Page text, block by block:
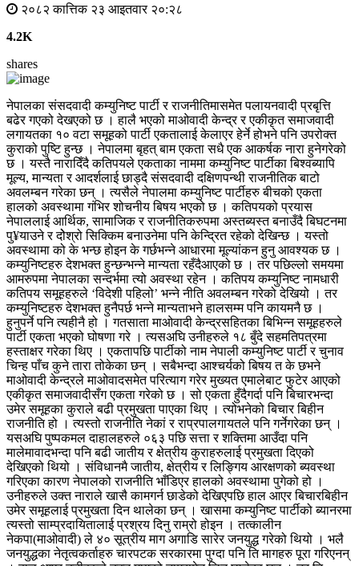
२०८२ कात्तिक २३ आइतवार २०:२८
4.2K
shares
नेपालका संसदवादी कम्युनिष्ट पार्टी र राजनीतिमासमेत पलायनवादी प्रबृत्ति
बढेर गएको देखएको छ । हालै भएको माओवादी केन्द्र र एकीकृत समाजवादी
लगायतका १० वटा समूहको पार्टी एकतालाई केलाएर हेर्ने होभने पनि उपरोक्त
कुराको पुष्टि हुन्छ । नेपालमा बृहत् बाम एकता सधै एक आकर्षक नारा हुनेगरेको
छ । यस्तै नारादिँदै कतिपयले एकताका नाममा कम्युनिष्ट पार्टीका बिश्वब्यापि
मूल्य, मान्यता र आदर्शलाई छाड्दै संसदवादी दक्षिणपन्थी राजनीतिक बाटो
अवलम्बन गरेका छन् । त्यसैले नेपालमा कम्युनिष्ट पार्टीहरु बीचको एकता
हालको अवस्थामा गंभिर शोचनीय बिषय भएको छ । कतिपयको प्रयास
नेपाललाई आर्थिक, सामाजिक र राजनीतिकरुपमा अस्तब्यस्त बनाउँदै बिघटनमा
पु¥याउने र दोेश्रो सिक्किम बनाउनेमा पनि केन्द्रित रहेको देखिन्छ । यस्तो
अवस्थामा को के भन्छ होइन के गर्छभन्ने आधारमा मूल्यांकन हुनु आवश्यक छ ।
कम्युनिष्टहरु देशभक्त हुन्छन्भन्ने मान्यता रहँदैआएको छ । तर पछिल्लो समयमा
आमरुपमा नेपालका सन्दर्भमा त्यो अवस्था रहेन । कतिपय कम्युनिष्ट नामधारी
कतिपय समूहहरुले ‘विदेशी पहिलो’ भन्ने नीति अवलम्बन गरेको देखियो । तर
कम्युनिष्टहरु देशभक्त हुनैपर्छ भन्ने मान्यताभने हालसम्म पनि कायमनै छ ।
हुनुपर्ने पनि त्यहीनै हो । गतसाता माओवादी केन्द्रसहितका बिभिन्न समूहहरुले
पार्टी एकता भएको घोषणा गरे । त्यसअघि उनीहरुले १८ बुँदे सहमतिपत्रमा
हस्ताक्षर गरेका थिए । एकतापछि पार्टीको नाम नेपाली कम्युनिष्ट पार्टी र चुनाव
चिन्ह पाँच कुने तारा तोकेका छन् । सबैभन्दा आश्चर्यको बिषय त के छभने
माओवादी केन्द्रले माओवादसमेत परित्याग गरेर मुख्यत एमालेबाट फुटेर आएको
एकीकृत समाजवादीसँग एकता गरेको छ । सो एकता हुँदैगर्दा पनि बिचारभन्दा
उमेर समूहका कुराले बढी प्रमुखता पाएका थिए । त्योभनेको बिचार बिहीन
राजनीति हो । त्यस्तो राजनीति नेकां र राप्रपालगायतले पनि गर्नेगरेका छन् ।
यसअघि पुष्पकमल दाहालहरुले ०६३ पछि सत्ता र शक्तिमा आउँदा पनि
मालेमावादभन्दा पनि बढी जातीय र क्षेत्रीय कुराहरुलाई प्रमुखता दिएको
देखिएको थियो । संविधानमै जातीय, क्षेत्रीय र लिङ्गिय आरक्षणको ब्यवस्था
गरिएका कारण नेपालको राजनीति भाँडिएर हालको अवस्थामा पुगेको हो ।
उनीहरुले उक्त नाराले खासै कामगर्न छाडेको देखिएपछि हाल आएर बिचारबिहीन
उमेर समूहलाई प्रमुखता दिन थालेका छन् । खासमा कम्युनिष्ट पार्टीको ब्यानरमा
त्यस्तो साम्प्रदायितालाई प्रश्रय दिनु राम्रो होइन । तत्कालीन
नेकपा(माओवादी) ले ४० सूत्रीय माग अगाडि सारेर जनयुद्ध गरेको थियो । भलै
जनयुद्धका नेतृत्वकर्ताहरु चारपटक सरकारमा पुग्दा पनि ति मागहरु पूरा गरिएनन्